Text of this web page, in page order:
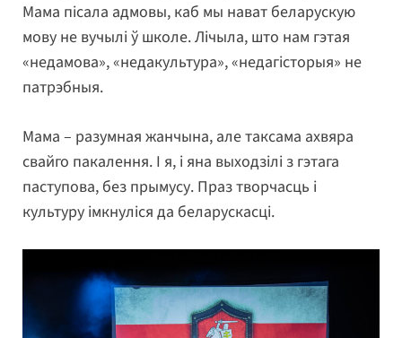
Мама пісала адмовы, каб мы нават беларускую
мову не вучылі ў школе. Лічыла, што нам гэтая
«недамова», «недакультура», «недагісторыя» не
патрэбныя.
Мама – разумная жанчына, але таксама ахвяра
свайго пакалення. І я, і яна выходзілі з гэтага
паступова, без прымусу. Праз творчасць і
культуру імкнуліся да беларускасці.